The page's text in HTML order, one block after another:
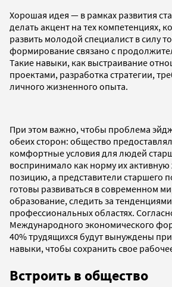
Хорошая идея — в рамках развития
делать акцент на тех компетенциях,
развить молодой специалист в силу
формирование связано с
Такие навыки, как выстраивание
проектами, разработка стратегии,
личного жизненного опыта.
При этом важно, чтобы проблема
обеих сторон: общество
комфортные условия для людей
воспринимало как норму их
позицию, а представители старшего
готовы развиваться в современном
образование, следить за
профессиональных областях.
Международного экономического
40% трудящихся будут вынуждены
навыки, чтобы сохранить свое
Встроить в общество